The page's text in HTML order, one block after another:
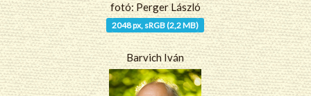
fotó: Perger László
2048 px, sRGB (2,2 MB)
Barvich Iván